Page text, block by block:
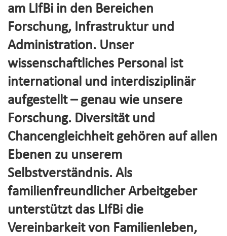
am LIfBi in den Bereichen
Forschung, Infrastruktur und
Administration. Unser
wissenschaftliches Personal ist
international und interdisziplinär
aufgestellt – genau wie unsere
Forschung. Diversität und
Chancengleichheit gehören auf allen
Ebenen zu unserem
Selbstverständnis. Als
familienfreundlicher Arbeitgeber
unterstützt das LIfBi die
Vereinbarkeit von Familienleben,